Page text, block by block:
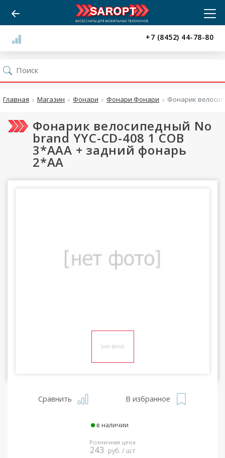
+7 (8452) 44-78-80
Главная Магазин Фонари Фонари Фонари Фонарик
Фонарик велосипедный No
brand YYC-CD-408 1 COB
3*AAA + задний фонарь
2*AA
Сравнить В избранное
в наличии
Розничная цена
243 руб. / шт